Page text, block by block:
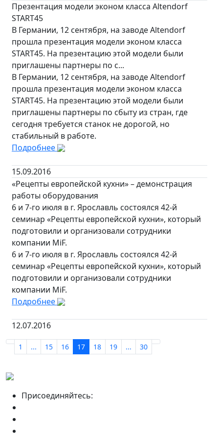
Презентация модели эконом класса Altendorf
START45
В Германии, 12 сентября, на заводе Altendorf
прошла презентация модели эконом класса
START45. На презентацию этой модели были
приглашены партнеры по с...
В Германии, 12 сентября, на заводе Altendorf
прошла презентация модели эконом класса
START45. На презентацию этой модели были
приглашены партнеры по сбыту из стран, где
сегодня требуется станок не дорогой, но
стабильный в работе.
Подробнее
15.09.2016
«Рецепты европейской кухни» – демонстрация
работы оборудования
6 и 7-го июля в г. Ярославль состоялся 42-й
семинар «Рецепты европейской кухни», который
подготовили и организовали сотрудники
компании MiF.
6 и 7-го июля в г. Ярославль состоялся 42-й
семинар «Рецепты европейской кухни», который
подготовили и организовали сотрудники
компании MiF.
Подробнее
12.07.2016
1 ... 15 16 17 18 19 ... 30
Присоединяйтесь: